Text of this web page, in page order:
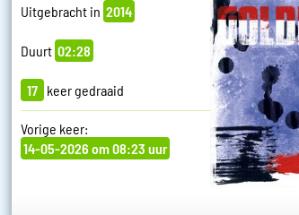
Uitgebracht in 2014
Duurt 02:28
17 keer gedraaid
Vorige keer:
14-05-2026 om 08:23 uur